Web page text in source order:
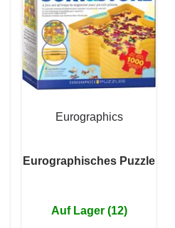
Eurographics
Eurographisches Puzzle
Auf Lager (12)